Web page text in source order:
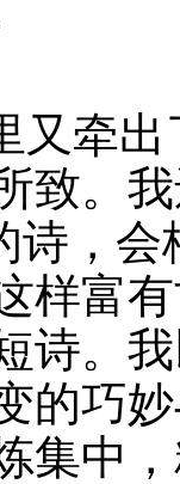
又牵出
致。
诗，
样富
诗。
的巧
集中